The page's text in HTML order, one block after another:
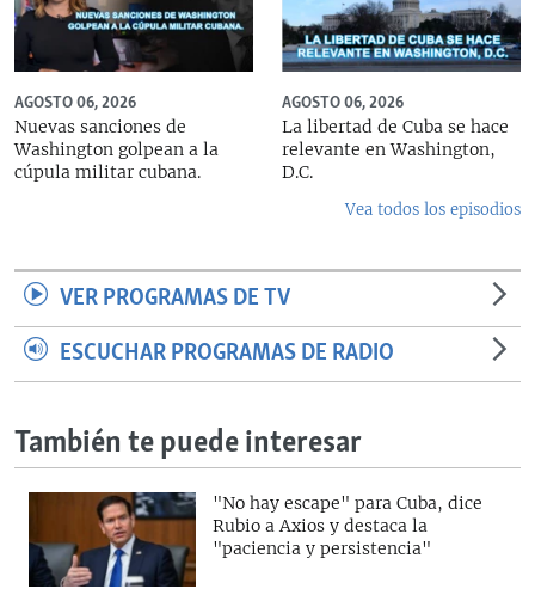
AGOSTO 06, 2026
Nuevas sanciones de
Washington golpean a la
cúpula militar cubana.
AGOSTO 06, 2026
La libertad de Cuba se hace
relevante en Washington,
D.C.
Vea todos los episodios
VER PROGRAMAS DE TV
ESCUCHAR PROGRAMAS DE RADIO
También te puede interesar
"No hay escape" para Cuba, dice
Rubio a Axios y destaca la
"paciencia y persistencia"